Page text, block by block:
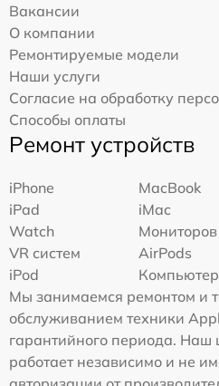
Вакансии
О компании
Ремонтируемые модели
Наши услуги
Согласие на обработку
Способы оплаты
Ремонт устройств
iPhone
MacBook
iPad
iMac
Watch
Мониторов
VR систем
AirPods
iPod
Мы занимаемся ремонтом и
обслуживанием техники
гарантийного периода. Наш
работает независимо и не